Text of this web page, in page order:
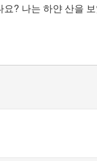
? 나는 하얀 산을